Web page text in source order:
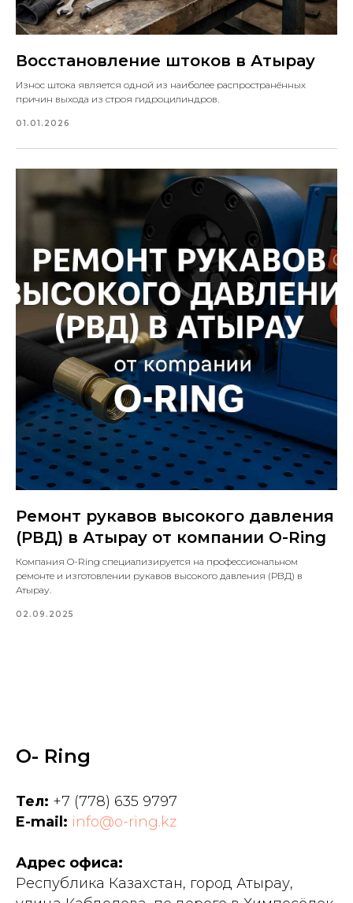
Восстановление штоков в Атырау
Износ штока является одной из наиболее распространённых
причин выхода из строя гидроцилиндров.
01.01.2026
Ремонт рукавов высокого давления
(РВД) в Атырау от компании O-Ring
Компания O-Ring специализируется на профессиональном
ремонте и изготовлении рукавов высокого давления (РВД) в
Атырау.
02.09.2025
O- Ring
Тел: +7 (778) 635 9797
E-mail: info@o-ring.kz
Адрес офиса:
Республика Казахстан, город Атырау,